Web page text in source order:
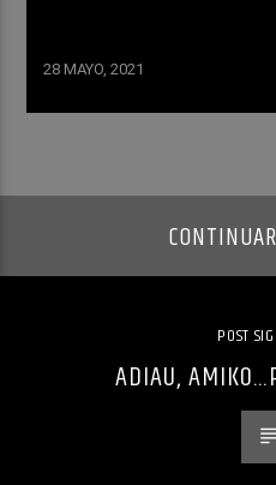
28 MAYO, 2021
POST
ADIAU,